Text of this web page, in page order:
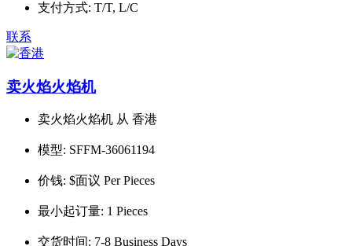
支付方式: T/T, L/C
联系
卖火焰火焰机
卖火焰火焰机 从 香港
模型: SFFM-36061194
价钱: $面议 Per Pieces
最小起订量: 1 Pieces
交货时间: 7-8 Business Days